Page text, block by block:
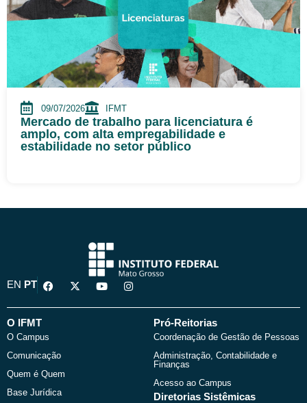
09/07/2026 IFMT
Mercado de trabalho para licenciatura é
amplo, com alta empregabilidade e
estabilidade no setor público
EN PT
F
a
e
o
k
X
-
w
Y
o
t
I
n
t
O IFMT
O Campus
Comunicação
Quem é Quem
Base Jurídica
Pró-Reitorias
Coordenação de Gestão de Pessoas
Administração, Contabilidade e
Finanças
Acesso ao Campus
Diretorias Sistêmicas